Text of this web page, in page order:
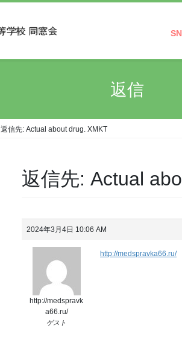
Facebook
Instagram
返信
返信先: Actual about drug. XMKT
返信先: Actual
2024年3月4日 10:06 AM
http://medspravk
a66.ru/
ゲスト
http://medspravka66.ru/